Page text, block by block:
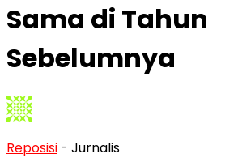
Sama di Tahun
Sebelumnya
Reposisi - Jurnalis